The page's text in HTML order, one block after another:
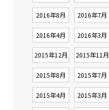
2016年8月 2016年7月
2016年4月 2016年3月
2015年12月 2015年11月
2015年8月 2015年7月
2015年4月 2015年3月